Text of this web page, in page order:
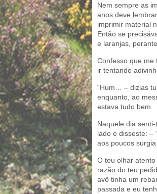
Nem sempre as
anos deve
imprimir material
Então se
e laranjas,
Confesso que me
ir tentando
“Hum… – dizias
enquanto, ao
estava tudo bem.
Naquele dia
lado e disseste: –
aos poucos
O teu olhar
razão do teu
avô tinha um
passada e eu